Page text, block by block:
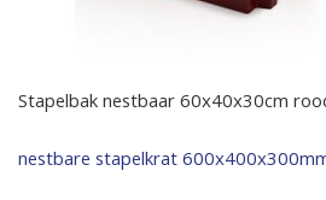
Stapelbak nestbaar 60x40x30cm
Bericht
nestbare stapelkrat